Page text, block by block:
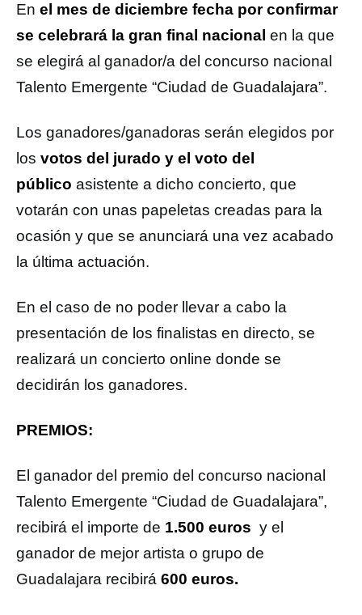
En el mes de diciembre fecha por confirmar
se celebrará la gran final nacional en la que
se elegirá al ganador/a del concurso nacional
Talento Emergente “Ciudad de Guadalajara”.
Los ganadores/ganadoras serán elegidos por
los votos del jurado y el voto del
público asistente a dicho concierto, que
votarán con unas papeletas creadas para la
ocasión y que se anunciará una vez acabado
la última actuación.
En el caso de no poder llevar a cabo la
presentación de los finalistas en directo, se
realizará un concierto online donde se
decidirán los ganadores.
PREMIOS:
El ganador del premio del concurso nacional
Talento Emergente “Ciudad de Guadalajara”,
recibirá el importe de 1.500 euros y el
ganador de mejor artista o grupo de
Guadalajara recibirá 600 euros.